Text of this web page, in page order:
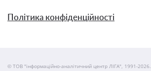
Політика конфіденційності
© ТОВ "інформаційно-аналітичний центр ЛІГА", 1991-2026.